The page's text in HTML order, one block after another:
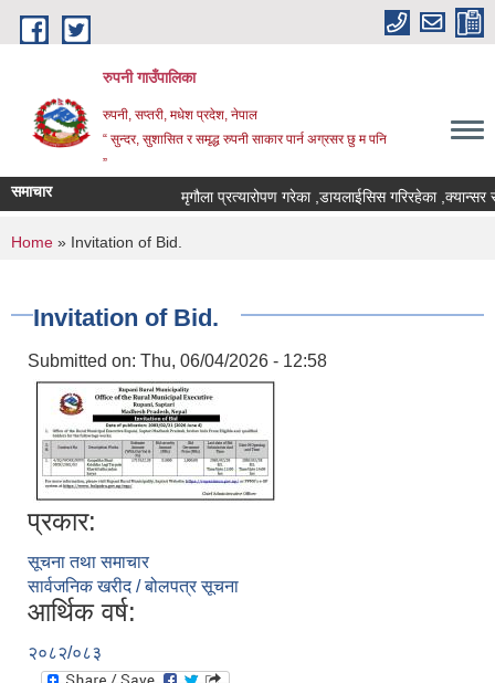
Skip to main content
रुपनी गाउँपालिका
रुपनी, सप्तरी, मधेश प्रदेश, नेपाल
“ सुन्दर, सुशासित र समृद्ध रुपनी साकार पार्न अग्रसर छु म पनि
”
समाचार मृगौला प्रत्यारोपण गरेका ,डायलाईसिस गरिरहेका
You are here
Home » Invitation of Bid.
Invitation of Bid.
Submitted on: Thu, 06/04/2026 - 12:58
प्रकार:
सूचना तथा समाचार
सार्वजनिक खरीद / बोलपत्र सूचना
आर्थिक वर्ष:
२०८२/०८३